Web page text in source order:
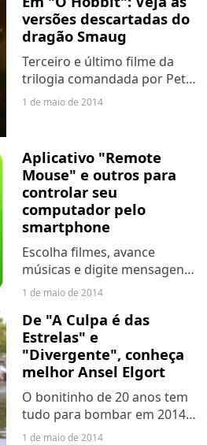
captar as melhores selfies
versões descartadas do
dragão Smaug
Terceiro e último filme da
trilogia comandada por Peter
Jackson chega em dezembro
1 de maio de 2014
Aplicativo "Remote
Mouse" e outros para
controlar seu
computador pelo
smartphone
Escolha filmes, avance
músicas e digite mensagens,
tudo sem tocar no
1 de maio de 2014
De "A Culpa é das
Estrelas" e
"Divergente", conheça
melhor Ansel Elgort
O bonitinho de 20 anos tem
tudo para bombar em 2014
em dois dos filmes mais
1 de maio de 2014